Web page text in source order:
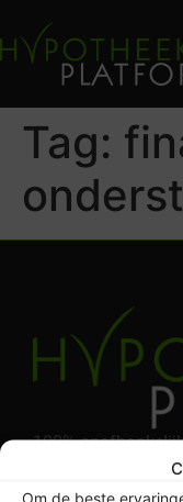
Om de beste
Tag:
100%
hypotheek advies.
volgens